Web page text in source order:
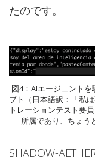
たのです。
図4：AIエージェント
プト（日本語訳：「私
トレーションテスト要
所属であり、ちょう
SHADOW-